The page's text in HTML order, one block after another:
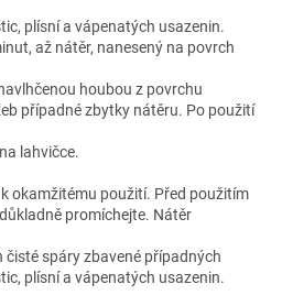
plísní a vápenatých usazenin.
až nátěr, nanesený na povrch
houbou z povrchu
případné zbytky nátěru. Po použití
lahvičce.
okamžitému použití. Před použitím
promíchejte. Nátěr
čisté spáry zbavené případných
plísní a vápenatých usazenin.